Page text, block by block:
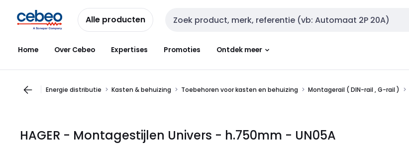
naar
navigatie
naar
inhoud
Alle producten Zoekveld invoer
Home Over Cebeo Expertises Promoties Ontdek meer
Energie distributie Kasten & behuizing Toebehoren voor kasten en behuizing Montagerail ( DIN-rail , G-rail )
HAGER - Montagestijlen Univers - h.750mm - UN05A